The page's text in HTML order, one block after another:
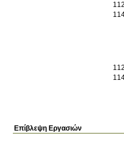
Επίβλεψη Εργασιών